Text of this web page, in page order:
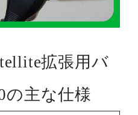
拡張用バ
の主な仕様